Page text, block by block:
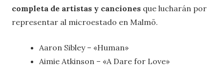
completa de artistas y canciones que lucharán por
representar al microestado en Malmö.
Aaron Sibley – «Human»
Aimie Atkinson – «A Dare for Love»